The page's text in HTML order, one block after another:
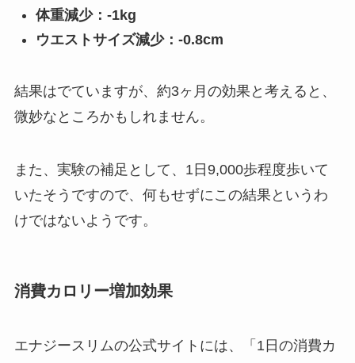
体重減少：-1kg
ウエストサイズ減少：-0.8cm
結果はでていますが、約3ヶ月の効果と考えると、
微妙なところかもしれません。
また、実験の補足として、1日9,000歩程度歩いて
いたそうですので、何もせずにこの結果というわ
けではないようです。
消費カロリー増加効果
エナジースリムの公式サイトには、「1日の消費カ